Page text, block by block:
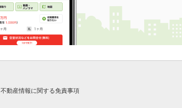
不動産情報に関する免責事項